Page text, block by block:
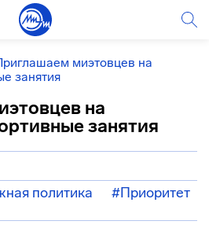
миэтовцев на
занятия
на
занятия
политика
#Приоритет